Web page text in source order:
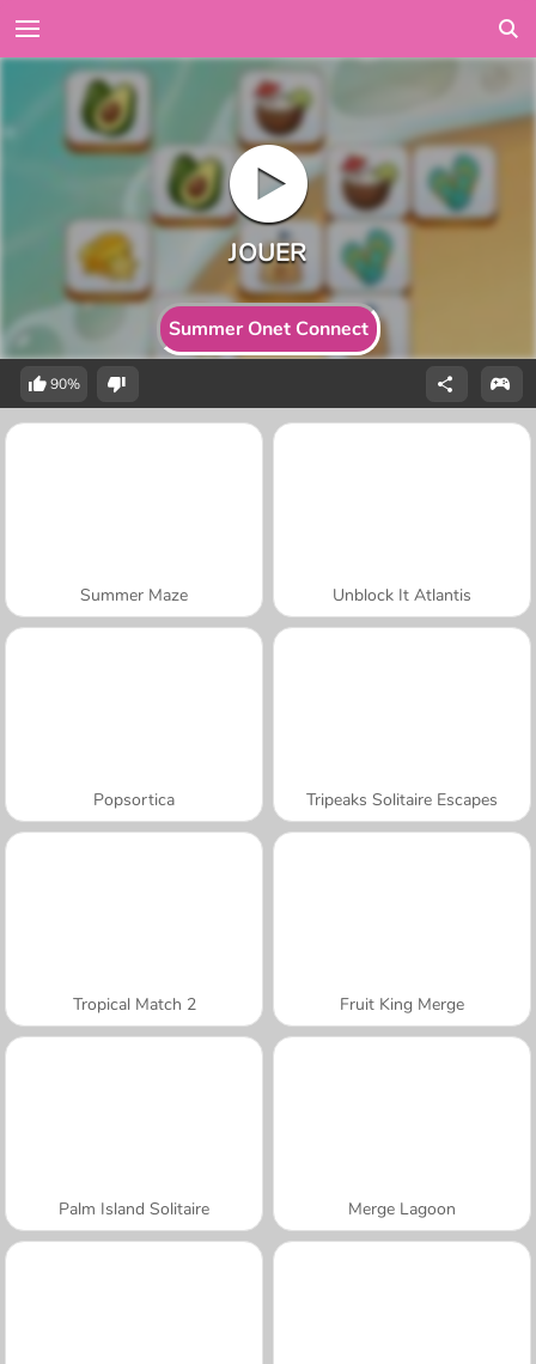
Summer Onet Connect
90%
Summer Maze Unblock It Atlantis
Popsortica Tripeaks Solitaire Escapes
Tropical Match 2 Fruit King Merge
Palm Island Solitaire Merge Lagoon